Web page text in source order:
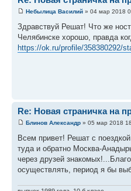
Небылица Василий » 04 мар 2018
Здравствуй Решат! Что же
Челябинске хорошо, правда
https://ok.ru/profile/358380292/
Re: Новая страничка на
Блинов Александр » 05 мар 2018
Всем привет! Решат с
туда и обратно Москва-
через друзей
осуществлять, период я бы